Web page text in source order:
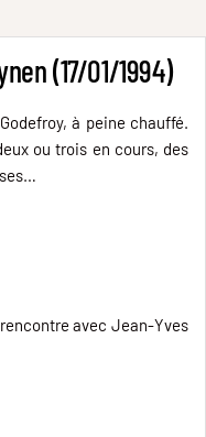
(17/01/1994)
à peine chauffé.
ou trois en cours, des
avec Jean-Yves